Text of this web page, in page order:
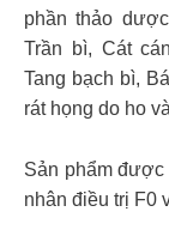
phần thảo
Trần bì, Cát
Tang bạch bì,
rát họng do ho
Sản phẩm
nhân điều trị F0